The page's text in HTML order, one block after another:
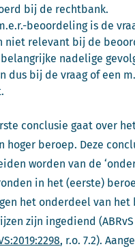
bij de rechtbank.
beoordeling is de
niet relevant bij de
nadelige
dus bij de vraag of een
conclusie gaat over
hoger beroep. Deze
worden van de
in het (eerste)
het onderdeel van het
zijn ingediend
, r.o. 7.2).